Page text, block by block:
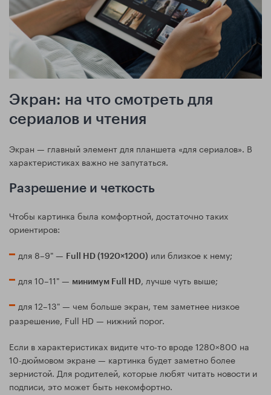
Экран: на что смотреть для
сериалов и чтения
Экран — главный элемент для планшета «для сериалов». В
характеристиках важно не запутаться.
Разрешение и четкость
Чтобы картинка была комфортной, достаточно таких
ориентиров:
для 8–9" — Full HD (1920×1200) или близкое к нему;
для 10–11" — минимум Full HD, лучше чуть выше;
для 12–13" — чем больше экран, тем заметнее низкое
разрешение, Full HD — нижний порог.
Если в характеристиках видите что-то вроде 1280×800 на
10-дюймовом экране — картинка будет заметно более
зернистой. Для родителей, которые любят читать новости и
подписи, это может быть некомфортно.